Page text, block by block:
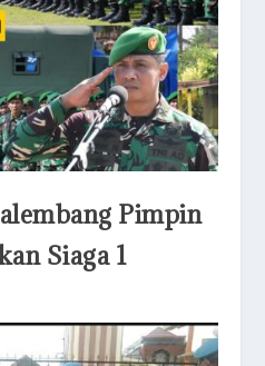
Pimpin
Siaga 1